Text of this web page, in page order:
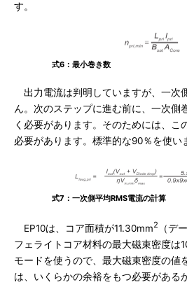
す。
式6：最小巻き数
出力電流は判明していますが、一次
ん。次のステップに進む前に、一次側
く必要があります。そのためには、こ
必要があります。標準的な90％を使い
式7：一次側平均RMS電流の計算
EP10は、コア面積が11.30mm2
（デ
フェライトコア材料の最大磁束密度
モードを使うので、最大磁束密度の値
は、いくらかの余裕をもつ必要がある